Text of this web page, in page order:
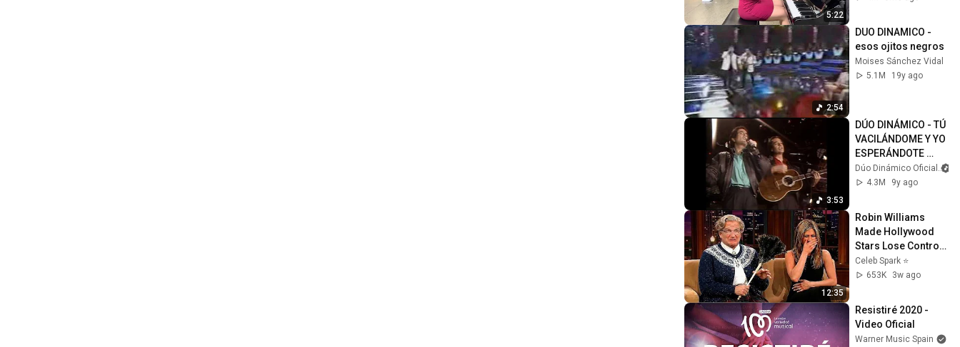
5:22
2:54
DUO DINAMICO -
esos ojitos negros
Moises Sánchez Vidal
5.1M
19y ago
3:53
DÚO DINÁMICO - TÚ
VACILÁNDOME Y YO
ESPERÁNDOTE
(1986)
Dúo Dinámico Oficial
4.3M
9y ago
12:35
Robin Williams
Made Hollywood
Stars Lose Control
and Go Off-Script
Celeb Spark ⭐
653K
3w ago
Resistiré 2020 -
Video Oficial
Warner Music Spain